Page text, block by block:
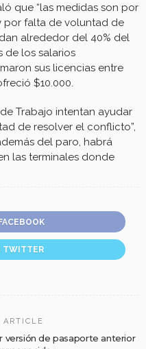
que “las medidas son por
por falta de voluntad de
alrededor del 40% del
de los salarios
sus licencias entre
$10.000.
Trabajo intentan ayudar
de resolver el conflicto”,
del paro, habrá
las terminales donde
TWITTER
ARTICLE
versión de pasaporte anterior